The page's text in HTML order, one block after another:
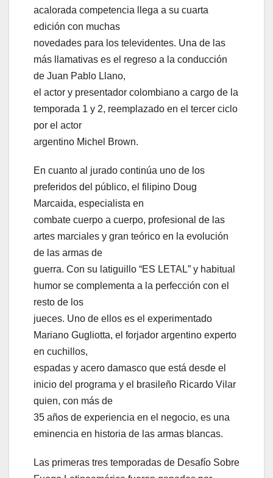
acalorada competencia llega a su cuarta
edición con muchas
novedades para los televidentes. Una de las
más llamativas es el regreso a la conducción
de Juan Pablo Llano,
el actor y presentador colombiano a cargo de la
temporada 1 y 2, reemplazado en el tercer ciclo
por el actor
argentino Michel Brown.
En cuanto al jurado continúa uno de los
preferidos del público, el filipino Doug
Marcaida, especialista en
combate cuerpo a cuerpo, profesional de las
artes marciales y gran teórico en la evolución
de las armas de
guerra. Con su latiguillo “ES LETAL” y habitual
humor se complementa a la perfección con el
resto de los
jueces. Uno de ellos es el experimentado
Mariano Gugliotta, el forjador argentino experto
en cuchillos,
espadas y acero damasco que está desde el
inicio del programa y el brasileño Ricardo Vilar
quien, con más de
35 años de experiencia en el negocio, es una
eminencia en historia de las armas blancas.
Las primeras tres temporadas de Desafío Sobre